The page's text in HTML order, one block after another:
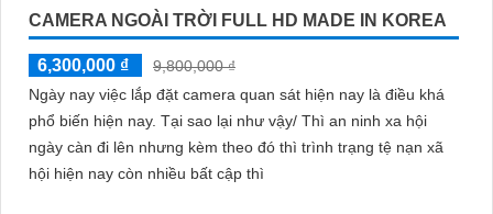
CAMERA NGOÀI TRỜI FULL HD MADE IN KOREA
6,300,000 ₫
9,800,000 ₫
Ngày nay việc lắp đặt camera quan sát hiện nay là điều khá
phổ biến hiện nay. Tại sao lại như vậy/ Thì an ninh xa hội
ngày càn đi lên nhưng kèm theo đó thì trình trạng tệ nạn xã
hội hiện nay còn nhiều bất cập thì